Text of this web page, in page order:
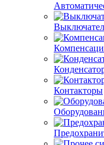
Контакторы